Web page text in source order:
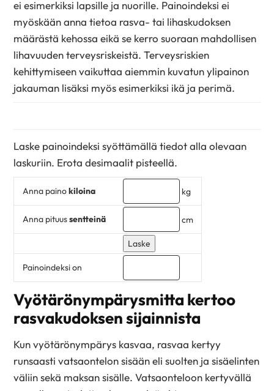
ei esimerkiksi lapsille ja nuorille. Painoindeksi ei
myöskään anna tietoa rasva- tai lihaskudoksen
määrästä kehossa eikä se kerro suoraan mahdollisen
lihavuuden terveysriskeistä. Terveysriskien
kehittymiseen vaikuttaa aiemmin kuvatun ylipainon
jakauman lisäksi myös esimerkiksi ikä ja perimä.
Laske painoindeksi syöttämällä tiedot alla olevaan
laskuriin. Erota desimaalit pisteellä.
Anna painokiloina kg
Anna pituussentteinä cm
Painoindeksi on
Vyötärönympärysmitta kertoo
rasvakudoksen sijainnista
Kun vyötärönympärys kasvaa, rasvaa kertyy
runsaasti vatsaontelon sisään eli suolten ja sisäelinten
väliin sekä maksan sisälle. Vatsaonteloon kertyvällä